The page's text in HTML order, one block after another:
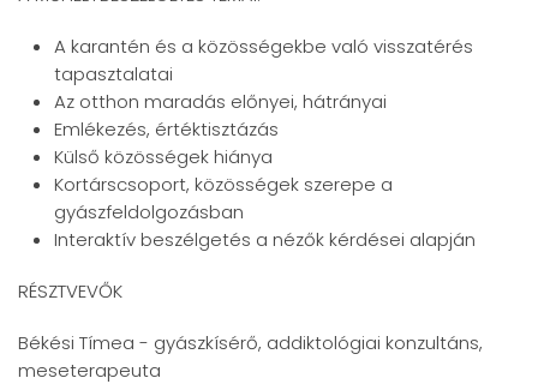
A karantén és a közösségekbe való visszatérés
tapasztalatai
Az otthon maradás előnyei, hátrányai
Emlékezés, értéktisztázás
Külső közösségek hiánya
Kortárscsoport, közösségek szerepe a
gyászfeldolgozásban
Interaktív beszélgetés a nézők kérdései alapján
RÉSZTVEVŐK
Békési Tímea - gyászkísérő, addiktológiai konzultáns,
meseterapeuta